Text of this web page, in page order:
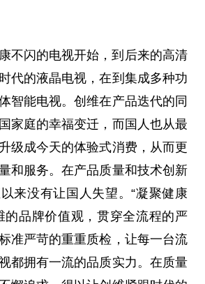
不闪的电视开始，到后来的高清
代的液晶电视，在到集成多种功
智能电视。创维在产品迭代的同
家庭的幸福变迁，而国人也从最
级成今天的体验式消费，从而更
和服务。在产品质量和技术创新
来没有让国人失望。“凝聚健康
的品牌价值观，贯穿全流程的严
准严苛的重重质检，让每一台流
都拥有一流的品质实力。在质量